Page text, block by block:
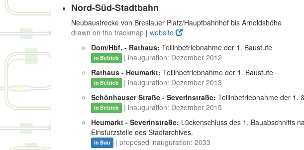
Nord-Süd-Stadtbahn
Neubaustrecke von Breslauer Platz/Hauptbahnhof bis Arnoldshöhe
drawn on the trackmap | website
Dom/Hbf. - Rathaus: Teilinbetriebnahme der 1. Baustufe
in Betrieb
| inauguration: Dezember 2012
Rathaus - Heumarkt: Teilinbetriebnahme der 1. Baustufe
in Betrieb
| inauguration: Dezember 2013
Schönhauser Straße - Severinstraße: Teilinbetriebnahme der 1.
in Betrieb
| inauguration: Dezember 2015
Heumarkt - Severinstraße: Lückenschluss des 1. Bauabschnitts
Einsturzstelle des Stadtarchives.
in Bau
| proposed inauguration: 2033